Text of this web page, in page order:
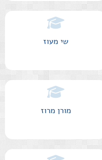
שי מעוז
מורן מרוז